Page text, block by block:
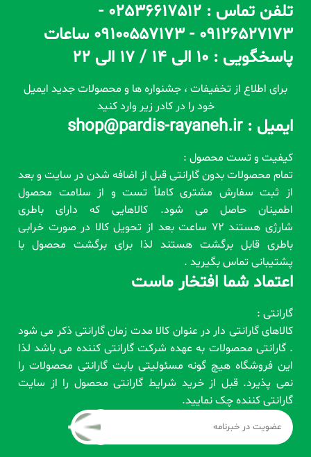
تلفن تماس : 02536617512 -
09126527173 - 09100557173 ساعات
پاسخگویی : 10 الی 14 / 17 الی 22
برای اطلاع از تخفیفات ، جشنواره ها و محصولات جدید ایمیل
خود را در کادر زیر وارد کنید
ایمیل : shop@pardis-rayaneh.ir
کیفیت و تست محصول :
تمام محصولات بدون گارانتی قبل از اضافه شدن در سایت و بعد
از ثبت سفارش مشتری کاملاً تست و از سلامت محصول
اطمینان حاصل می شود. کالاهایی که دارای باطری
شارژی هستند 72 ساعت بعد از تحویل کالا در صورت خرابی
باطری قابل برگشت هستند لذا برای برگشت محصول با
پشتیبانی تماس بگیرید .
اعتماد شما افتخار ماست
گارانتی :
کالاهای گارانتی دار در عنوان کالا مدت زمان گارانتی ذکر می شود
. گارانتی محصولات به عهده شرکت گارانتی کننده می باشد لذا
این فروشگاه هیچ گونه مسئولیتی بابت گارانتی محصولات را
نمی پذیرد. قبل از خرید شرایط گارانتی محصول را از سایت
گارانتی کننده چک نمایید.